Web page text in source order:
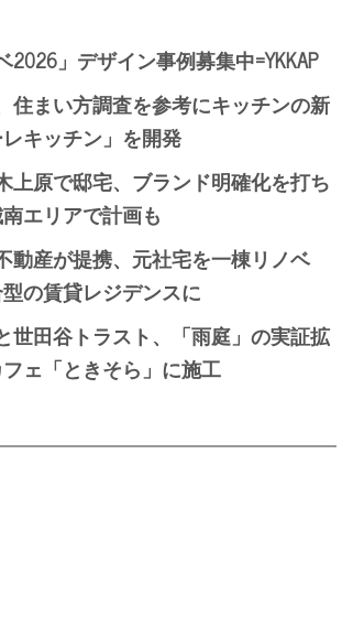
2026」デザイン事例募集中=YKKAP
住まい方調査を参考にキッチンの新
キッチン」を開発
上原で邸宅、ブランド明確化を打ち
エリアで計画も
動産が提携、元社宅を一棟リノベ
の賃貸レジデンスに
世田谷トラスト、「雨庭」の実証拡
ェ「ときそら」に施工